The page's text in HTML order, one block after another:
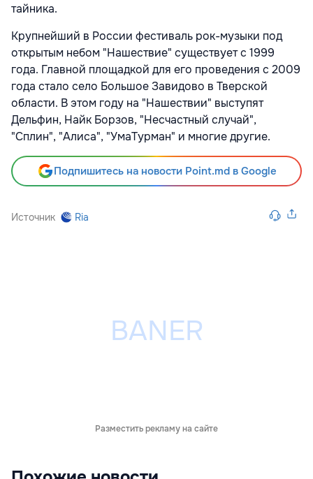
тайника.
Крупнейший в России фестиваль рок-музыки под
открытым небом "Нашествие" существует с 1999
года. Главной площадкой для его проведения с 2009
года стало село Большое Завидово в Тверской
области. В этом году на "Нашествии" выступят
Дельфин, Найк Борзов, "Несчастный случай",
"Сплин", "Алиса", "УмаТурман" и многие другие.
Подпишитесь на новости Point.md в Google
Источник Ria
Разместить рекламу на сайте